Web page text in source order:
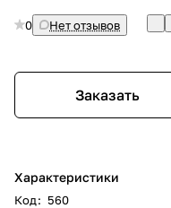
0 Нет отзывов
Заказать
Характеристики
Код: 560